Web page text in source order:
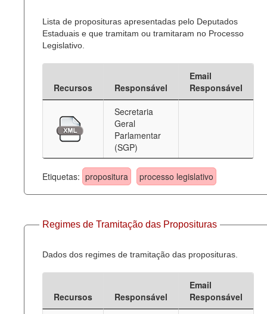
Lista de proposituras apresentadas pelo Deputados
Estaduais e que tramitam ou tramitaram no Processo
Legislativo.
Recursos Responsável
Email
Responsável
Secretaria
Geral
Parlamentar
(SGP)
Etiquetas: propositura processo legislativo
Regimes de Tramitação das Proposituras
Dados dos regimes de tramitação das proposituras.
Recursos Responsável
Email
Responsável